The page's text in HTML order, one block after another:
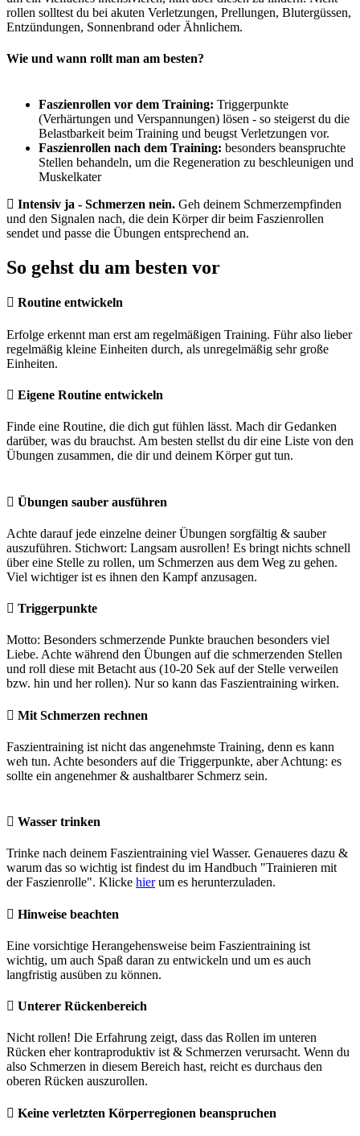
rollen solltest du bei akuten Verletzungen, Prellungen, Blutergüssen,
Entzündungen, Sonnenbrand oder Ähnlichem.
Wie und wann rollt man am besten?
Faszienrollen vor dem Training: Triggerpunkte
(Verhärtungen und Verspannungen) lösen - so steigerst du die
Belastbarkeit beim Training und beugst Verletzungen vor.
Faszienrollen nach dem Training: besonders beanspruchte
Stellen behandeln, um die Regeneration zu beschleunigen und
Muskelkater
Intensiv ja - Schmerzen nein. Geh deinem Schmerzempfinden
und den Signalen nach, die dein Körper dir beim Faszienrollen
sendet und passe die Übungen entsprechend an.
So gehst du am besten vor
Routine entwickeln
Erfolge erkennt man erst am regelmäßigen Training. Führ also lieber
regelmäßig kleine Einheiten durch, als unregelmäßig sehr große
Einheiten.
Eigene Routine entwickeln
Finde eine Routine, die dich gut fühlen lässt. Mach dir Gedanken
darüber, was du brauchst. Am besten stellst du dir eine Liste von den
Übungen zusammen, die dir und deinem Körper gut tun.
Übungen sauber ausführen
Achte darauf jede einzelne deiner Übungen sorgfältig & sauber
auszuführen. Stichwort: Langsam ausrollen! Es bringt nichts schnell
über eine Stelle zu rollen, um Schmerzen aus dem Weg zu gehen.
Viel wichtiger ist es ihnen den Kampf anzusagen.
Triggerpunkte
Motto: Besonders schmerzende Punkte brauchen besonders viel
Liebe. Achte während den Übungen auf die schmerzenden Stellen
und roll diese mit Betacht aus (10-20 Sek auf der Stelle verweilen
bzw. hin und her rollen). Nur so kann das Faszientraining wirken.
Mit Schmerzen rechnen
Faszientraining ist nicht das angenehmste Training, denn es kann
weh tun. Achte besonders auf die Triggerpunkte, aber Achtung: es
sollte ein angenehmer & aushaltbarer Schmerz sein.
Wasser trinken
Trinke nach deinem Faszientraining viel Wasser. Genaueres dazu &
warum das so wichtig ist findest du im Handbuch "Trainieren mit
der Faszienrolle". Klicke hierum es herunterzuladen.
Hinweise beachten
Eine vorsichtige Herangehensweise beim Faszientraining ist
wichtig, um auch Spaß daran zu entwickeln und um es auch
langfristig ausüben zu können.
Unterer Rückenbereich
Nicht rollen! Die Erfahrung zeigt, dass das Rollen im unteren
Rücken eher kontraproduktiv ist & Schmerzen verursacht. Wenn du
also Schmerzen in diesem Bereich hast, reicht es durchaus den
oberen Rücken auszurollen.
Keine verletzten Körperregionen beanspruchen